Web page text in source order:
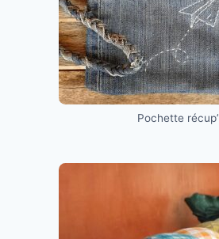
Pochette récup’